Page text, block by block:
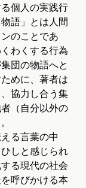
個人の実践行
語」とは人間
のことであ
わくする行為
団の物語へと
めに、著者は
協力し合う集
（自分以外の
る言葉の中
しと感じられ
る現代の社会
呼びかける本